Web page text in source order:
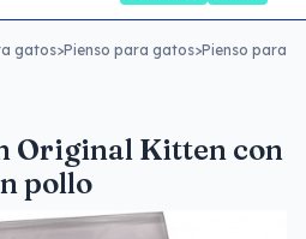
gatos>Pienso para gatos>Pienso para
Original Kitten con
pollo